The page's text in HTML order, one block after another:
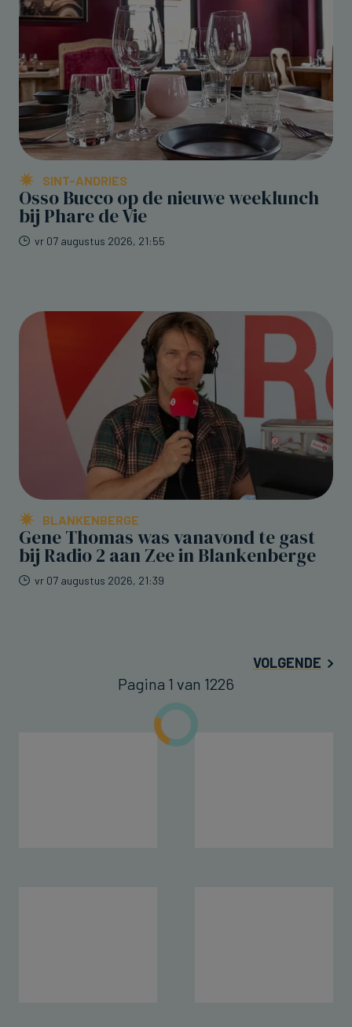
SINT-ANDRIES
Osso Bucco op de nieuwe weeklunch
bij Phare de Vie
vr 07 augustus 2026, 21:55
BLANKENBERGE
Gene Thomas was vanavond te gast
bij Radio 2 aan Zee in Blankenberge
vr 07 augustus 2026, 21:39
VOLGENDE
Pagina 1 van 1226